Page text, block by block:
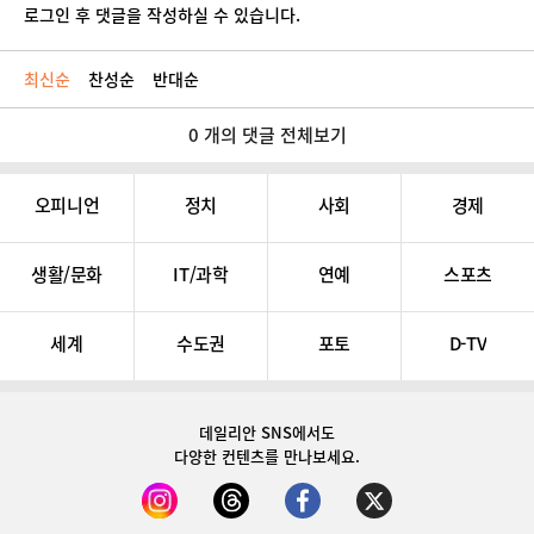
로그인 후 댓글을 작성하실 수 있습니다.
최신순 찬성순 반대순
0 개의 댓글 전체보기
오피니언 정치 사회 경제
생활/문화 IT/과학 연예 스포츠
세계 수도권 포토 D-TV
데일리안 SNS에서도
다양한 컨텐츠를 만나보세요.